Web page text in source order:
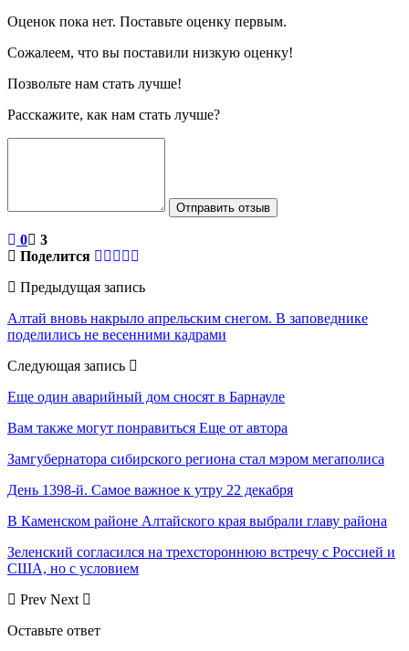
Оценок пока нет. Поставьте оценку первым.
Сожалеем, что вы поставили низкую оценку!
Позвольте нам стать лучше!
Расскажите, как нам стать лучше?
Отправить отзыв
0
3
Поделится
Предыдущая запись
Алтай вновь накрыло апрельским снегом. В заповеднике
поделились не весенними кадрами
Следующая запись
Еще один аварийный дом сносят в Барнауле
Вам также могут понравиться Еще от автора
Замгубернатора сибирского региона стал мэром мегаполиса
День 1398-й. Самое важное к утру 22 декабря
В Каменском районе Алтайского края выбрали главу района
Зеленский согласился на трехстороннюю встречу с Россией и
США, но с условием
Prev Next
Оставьте ответ